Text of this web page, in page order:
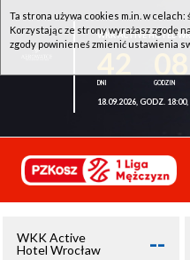
WKK ACTIVE HOTEL
18.09.2026, GODZ.
WKK Active
Hotel Wrocław
--
Ta strona używa cookies m.in. w
Korzystając ze strony wyrażasz zgodę
zgody powinieneś zmienić ustawienia